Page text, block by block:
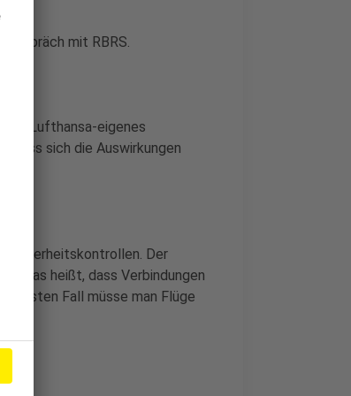
mit RBRS.
Lufthansa-eigenes
dass sich die Auswirkungen
Sicherheitskontrollen. Der
Das heißt, dass Verbindungen
Fall müsse man Flüge